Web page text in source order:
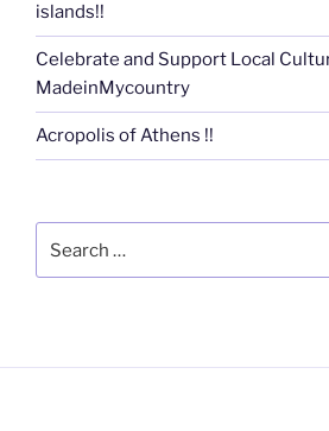
islands!!
Celebrate and Support Local
MadeinMycountry
Acropolis of Athens !!
for: